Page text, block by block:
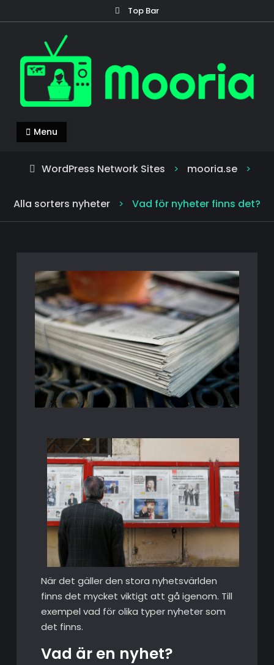
to
Top Bar
mooria.se
Mooria – allt du behöver veta om nyheter!
Menu
WordPress Network Sites > mooria.se >
Alla sorters nyheter > Vad för nyheter finns det?
När det gäller den stora nyhetsvärlden
finns det mycket viktigt att gå igenom. Till
exempel vad för olika typer nyheter som
det finns.
Vad är en nyhet?